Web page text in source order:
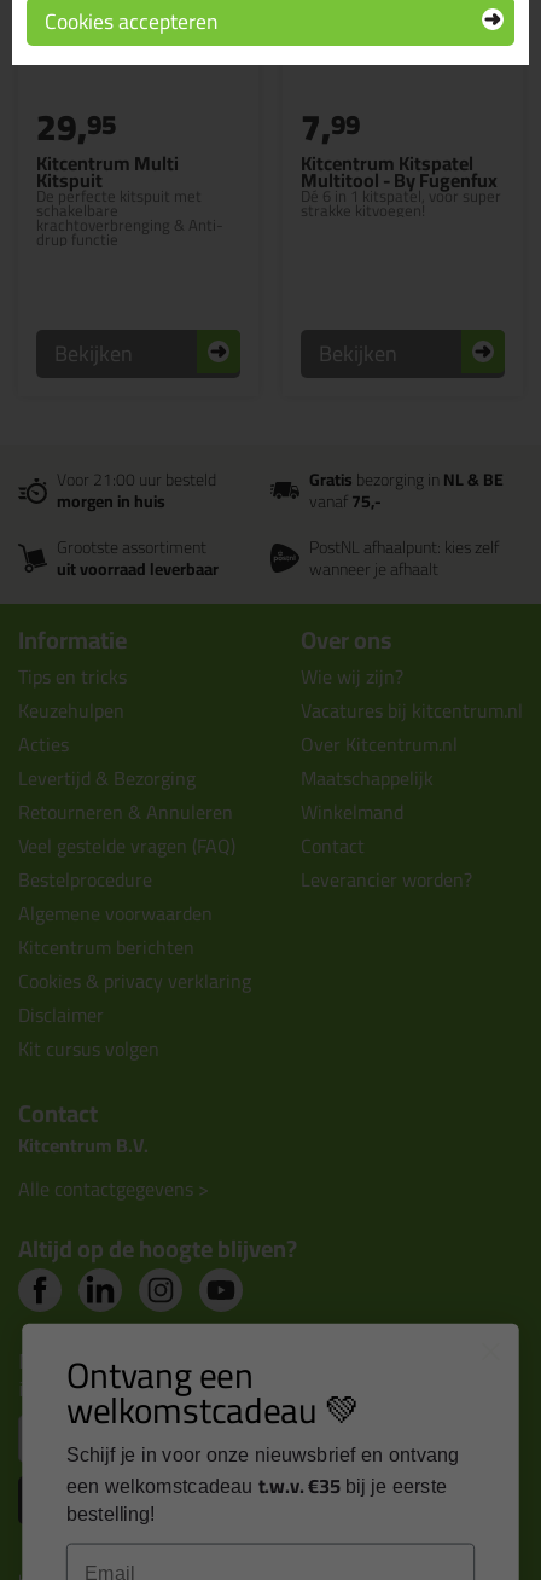
Kitcentrum Multi
Kitspuit
De perfecte kitspuit met
schakelbare
krachtoverbrenging & Anti-
drup functie
29,95
Bekijken
Kitcentrum Kitspatel
Multitool - By Fugenfux
Dé 6 in 1 kitspatel, voor super
strakke kitvoegen!
7,99
Bekijken
Voor 21:00 uur besteld
morgen in huis
Gratisbezorging inNL & BE
vanaf75,-
Grootste assortiment
uit voorraad leverbaar
PostNL afhaalpunt: kies zelf
wanneer je afhaalt
Informatie
Tips en tricks
Keuzehulpen
Acties
Levertijd & Bezorging
Retourneren & Annuleren
Veel gestelde vragen (FAQ)
Bestelprocedure
Algemene voorwaarden
Kitcentrum berichten
Cookies & privacy verklaring
Disclaimer
Kit cursus volgen
Over ons
Wie wij zijn?
Vacatures bij kitcentrum.nl
Over Kitcentrum.nl
Maatschappelijk
Winkelmand
Contact
Leverancier worden?
Contact
Kitcentrum B.V.
Alle contactgegevens >
Altijd op de hoogte blijven?
Nieuws, tips en exclusieve deals rechtstreeks in je
inbox
Inschrijven
Cookies accepteren
Ontvang een
welkomstcadeau 💚
Schijf je in voor onze nieuwsbrief en ontvang
een welkomstcadeau t.w.v. €35 bij je eerste
bestelling!
Email